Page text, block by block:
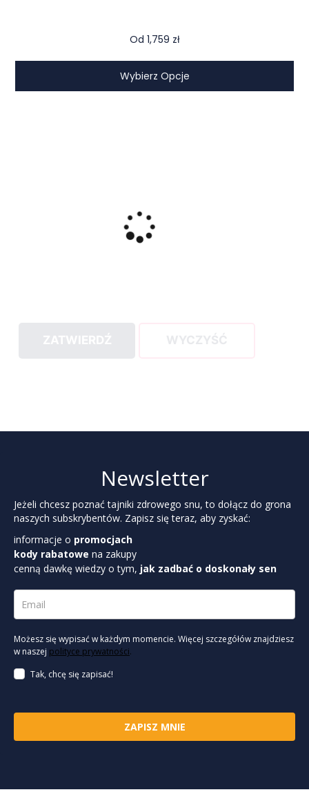
Od 1,759 zł
Wybierz Opcje
Newsletter
Jeżeli chcesz poznać tajniki zdrowego snu, to dołącz do grona
naszych subskrybentów. Zapisz się teraz, aby zyskać:
informacje o promocjach
kody rabatowe na zakupy
cenną dawkę wiedzy o tym, jak zadbać o doskonały sen
Możesz się wypisać w każdym momencie. Więcej szczegółów znajdziesz
w naszej polityce prywatności.
Tak, chcę się zapisać!
ZAPISZ MNIE